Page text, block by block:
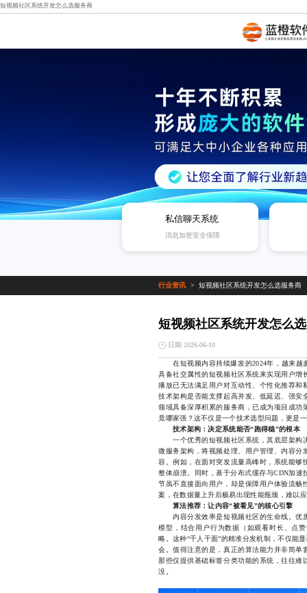
短视频社区系统开发怎么选服务商
私信聊天系统
消息加密安全保障
行业资讯 > 短视频社区系统开发怎么选服务商
短视频社区系统开发怎么
日期 2026-06-10
在短视频内容持续爆发的2024年，越来越
具备社交属性的短视频社区系统来实现用户
播放已无法满足用户对互动性、个性化推荐
技术架构是否能支撑起高并发、低延迟、强安
领域具备深厚积累的服务商，已成为项目成
竟哪家强？这不仅是一个技术选型问题，更是
技术架构：决定系统能否“跑得稳”的根本
一个优秀的短视频社区系统，其底层架构
微服务架构，将视频处理、用户管理、内容
容。例如，在面对突发流量高峰时，系统能
整体崩溃。同时，基于分布式缓存与CDN加
节虽不直接面向用户，却是保障用户体验流
案，在数据量上升后极易出现性能瓶颈，难以
算法推荐：让内容“被看见”的核心引擎
内容分发效率是短视频社区的生命线。优
模型，结合用户行为数据（如观看时长、点
略。这种“千人千面”的精准分发机制，不仅能
会。值得注意的是，真正的算法能力并非简
那些仅提供基础标签分类功能的系统，往往
没。